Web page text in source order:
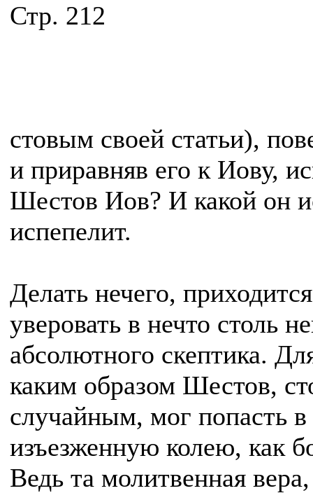
Стр. 212
стовым своей статьи),
и приравняв его к Иову,
Шестов Иов? И какой он
испепелит.
Делать нечего,
уверовать в нечто столь
абсолютного скептика.
каким образом Шестов,
случайным, мог попасть
изъезженную колею, как
Ведь та молитвенная